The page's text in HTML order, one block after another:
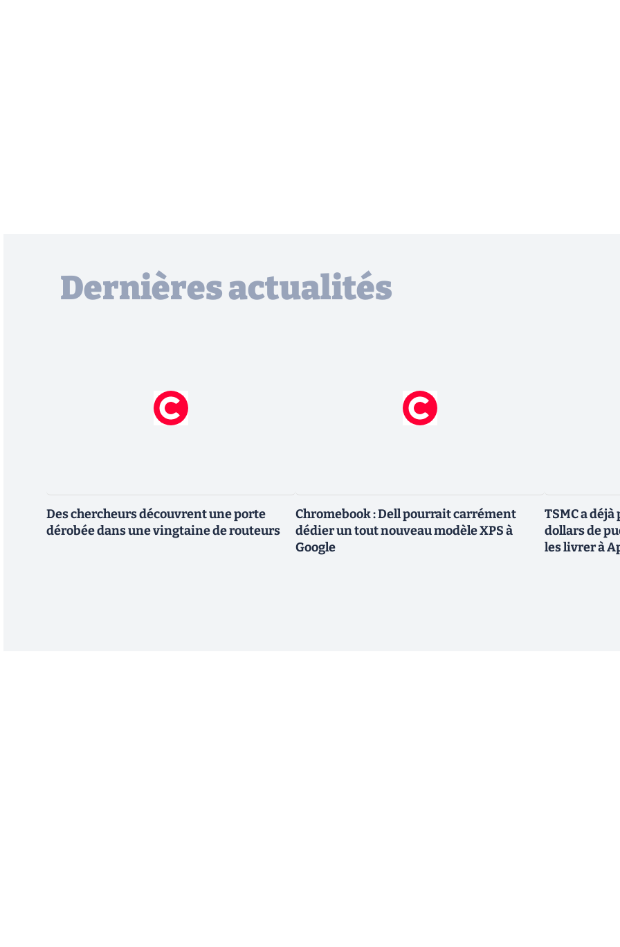
Dernières actualités
Des chercheurs découvrent une porte
dérobée dans une vingtaine de routeurs
Chromebook : Dell pourrait carrément
dédier un tout nouveau modèle XPS à
Google
TSMC a
dollars de
les livrer à